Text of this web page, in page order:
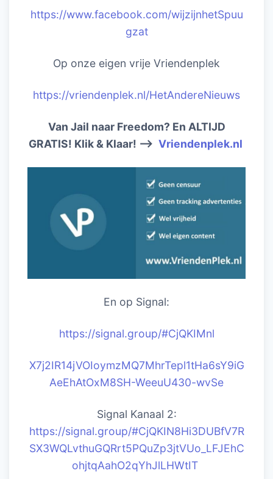
https://www.facebook.com/wijzijnhetSpuu
gzat
Op onze eigen vrije Vriendenplek
https://vriendenplek.nl/HetAndereNieuws
Van Jail naar Freedom? En ALTIJD
GRATIS! Klik & Klaar! –> Vriendenplek.nl
En op Signal:
https://signal.group/#CjQKIMnl
X7j2IR14jVOIoymzMQ7MhrTepl1tHa6sY9iG
AeEhAtOxM8SH-WeeuU430-wvSe
Signal Kanaal 2:
https://signal.group/#CjQKIN8Hi3DUBfV7R
SX3WQLvthuGQRrt5PQuZp3jtVUo_LFJEhC
ohjtqAahO2qYhJlLHWtIT